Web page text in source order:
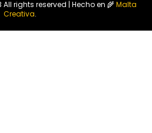
rights reserved | Hecho en 🌾Malta
Creativa.